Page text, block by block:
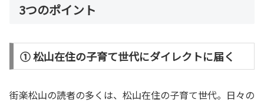
3つのポイント
① 松山在住の子育て世代にダイレクトに届く
街楽松山の読者の多くは、松山在住の子育て世代。日々の